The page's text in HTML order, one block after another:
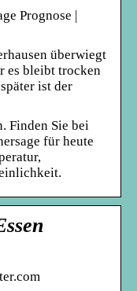
Prognose |
überwiegt
es bleibt trocken
ist der
Finden Sie bei
für heute